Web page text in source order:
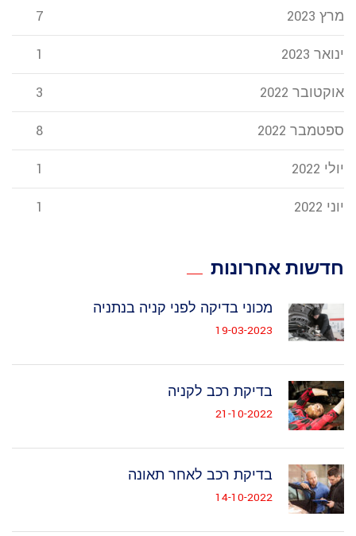
מרץ 2023 7
ינואר 2023 1
אוקטובר 2022 3
ספטמבר 2022 8
יולי 2022 1
יוני 2022 1
חדשות אחרונות
מכוני בדיקה לפני קניה בנתניה
19-03-2023
בדיקת רכב לקניה
21-10-2022
בדיקת רכב לאחר תאונה
14-10-2022